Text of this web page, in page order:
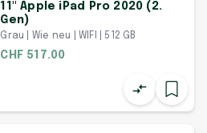
11" Apple iPad Pro 2020 (2.
Gen)
Grau | Wie neu | WIFI | 512 GB
CHF 517.00